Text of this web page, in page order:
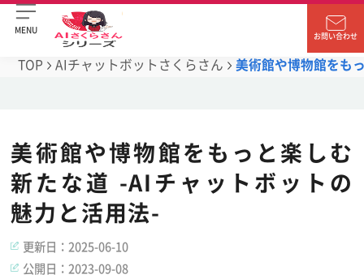
MENU
お問い合わせ
TOP AIチャットボットさくらさん 美術館や博物館をも
美術館や博物館をもっと楽しむ
新たな道 -AIチャットボットの
魅力と活用法-
更新日：2025-06-10
公開日：2023-09-08